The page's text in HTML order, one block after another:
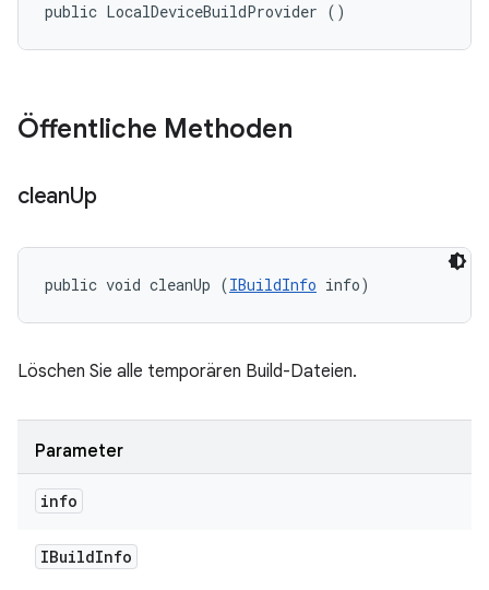
public LocalDeviceBuildProvider ()
Öffentliche Methoden
cleanUp
public void cleanUp (IBuildInfo info)
Löschen Sie alle temporären Build-Dateien.
Parameter
info
IBuildInfo